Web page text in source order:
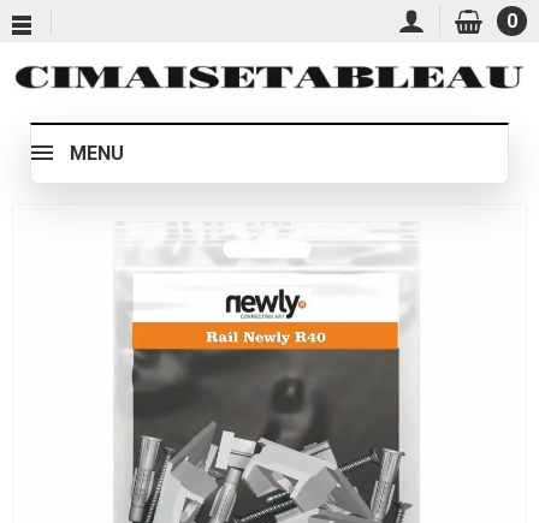
0
MENU